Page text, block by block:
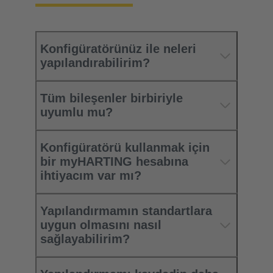
Konfigüratörünüz ile neleri
yapılandırabilirim?
Tüm bileşenler birbiriyle
uyumlu mu?
Konfigüratörü kullanmak için
bir myHARTING hesabına
ihtiyacım var mı?
Yapılandırmamın standartlara
uygun olmasını nasıl
sağlayabilirim?